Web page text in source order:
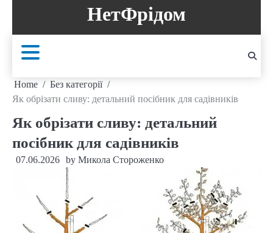
content
НетФрідом
Home
Без категорії
Як обрізати сливу: детальний посібник для садівників
Як обрізати сливу: детальний
посібник для садівників
07.06.2026 by Микола Стороженко